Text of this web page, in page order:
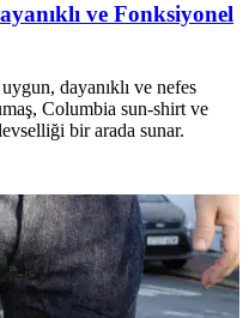
ve Fonksiyonel
dayanıklı ve nefes
Columbia sun-shirt ve
bir arada sunar.